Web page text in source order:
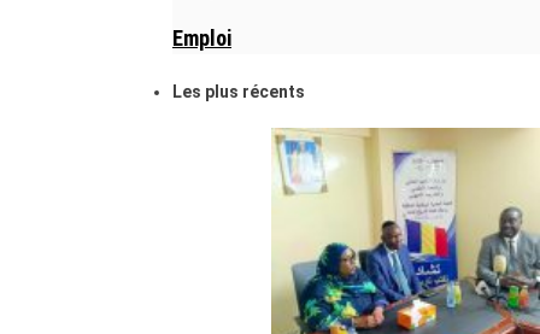
Emploi
Les plus récents